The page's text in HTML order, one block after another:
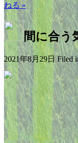
ねる »
間に合う
2021年8月29日 Filed